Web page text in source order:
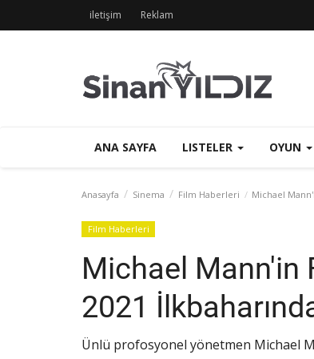
iletişim Reklam
ANA SAYFA LISTELER OYUN
Anasayfa Sinema Film Haberleri Michael
Film Haberleri
Michael Mann'in
2021
Ünlü profosyonel yönetmen Michael